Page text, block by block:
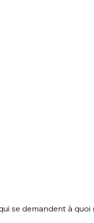
se demandent à